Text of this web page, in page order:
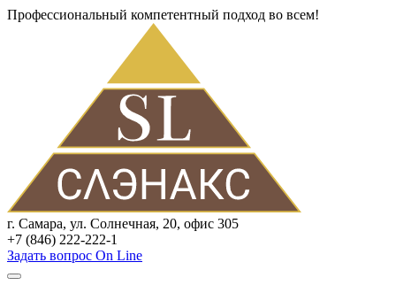
Профессиональный компетентный подход во всем!
г. Самара, ул. Солнечная, 20, офис 305
+7 (846) 222-222-1
Задать вопрос On Line